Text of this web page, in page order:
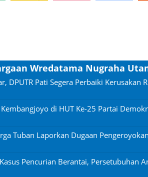
Wredatama Nugraha
DPUTR Pati Segera Perbaiki Kerusakan
di HUT Ke-25 Partai
Tuban Laporkan Dugaan
Pencurian Berantai, Persetubuhan